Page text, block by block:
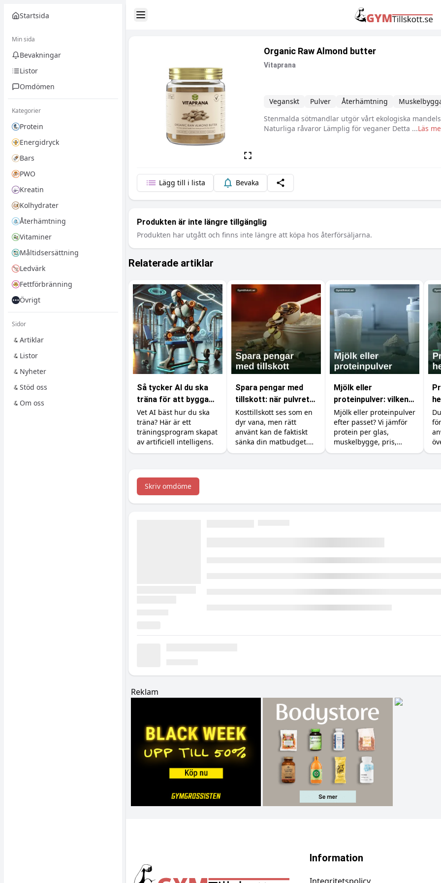
Startsida
Min sida
Bevakningar
Listor
Omdömen
Kategorier
Protein
Energidryck
Bars
PWO
Kreatin
Kolhydrater
Återhämtning
Vitaminer
Måltidsersättning
Ledvärk
Fettförbränning
Övrigt
Sidor
Artiklar
Listor
Nyheter
Stöd oss
Om oss
Toggle Sidebar
Organic Raw Almond butter
Vitaprana
Veganskt Pulver Återhämtning
Beskrivning
Stenmalda sötmandlar utgör vårt ekologiska
Naturliga råvaror Lämplig för veganer Detta ...Läs
Lägg till i lista Bevaka Dela
Produkten är inte längre tillgänglig
Produkten har utgått och finns inte längre att köpa hos återförsäljarna.
Relaterade artiklar
Så tycker AI du ska
träna för att bygga
muskler
Vet AI bäst hur du ska
träna? Här är ett
träningsprogram skapat
av artificiell intelligens.
Spara pengar med
tillskott: när pulvret
är billigare än maten
Kosttillskott ses som en
dyr vana, men rätt
använt kan de faktiskt
sänka din matbudget.
Så ersätter du dyra
Mjölk eller
proteinpulver: vilken
proteinkälla ska du
välja?
Mjölk eller proteinpulver
efter passet? Vi jämför
protein per glas,
muskelbygge, pris,
kalorier och magen, så
Skriv omdöme
Reklam
Information